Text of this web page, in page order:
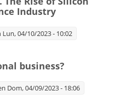
Industry
Lun, 04/10/2023 - 10:02
business?
Dom, 04/09/2023 - 18:06